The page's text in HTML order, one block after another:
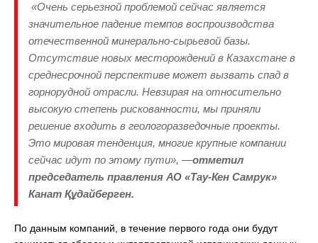
«Очень серьезной проблемой сейчас является
значительное падение темпов воспроизводства
отечественной минерально-сырьевой базы.
Отсутствие новых месторождений в Казахстане в
среднесрочной перспективе может вызвать спад в
горнорудной отрасли. Невзирая на относительно
высокую степень рискованности, мы приняли
решение входить в геологоразведочные проекты.
Это мировая тенденция, многие крупные компании
сейчас идут по этому пути», —отметил
председатель правления АО «Тау-Кен Самрук»
Канат Құдайберген.
По данным компаний, в течение первого года они будут